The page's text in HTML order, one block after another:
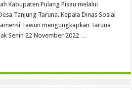
Kabupaten Pulang Pisau melalui
Tanjung Taruna. Kepala Dinas Sosial
Tawun mengungkapkan Taruna
Senin 22 November 2022 …